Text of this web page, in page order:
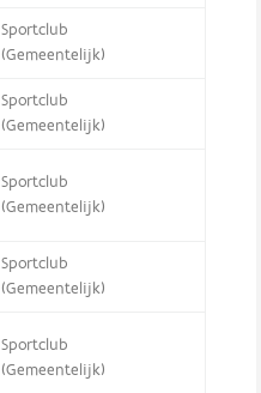
Sportclub
(Gemeentelijk)
Sportclub
(Gemeentelijk)
Sportclub
(Gemeentelijk)
Sportclub
(Gemeentelijk)
Sportclub
(Gemeentelijk)